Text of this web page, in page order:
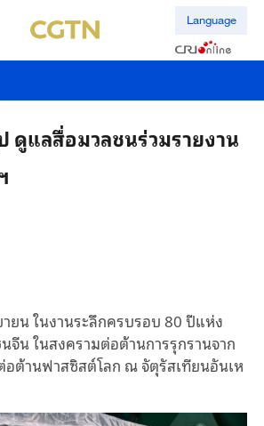
Language
ดูแลสื่อมวลชนร่วมรายงาน
ยน ในงานระลึกครบรอบ 80 ปีแห่ง
จีน ในสงครามต่อต้านการรุกรานจาก
ต้านฟาสซิสต์โลก ณ จัตุรัสเทียนอันเห